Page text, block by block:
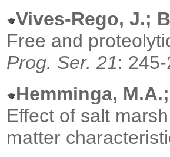
Vives-Rego, J.;
Free and
Prog. Ser. 21:
Hemminga,
Effect of salt
matter